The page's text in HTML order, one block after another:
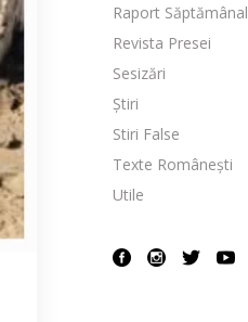
Raport Săptămânal
Revista Presei
Sesizări
Știri
Stiri False
Texte Românești
Utile